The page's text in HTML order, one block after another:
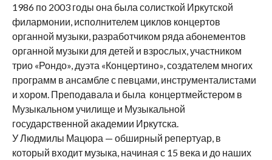
1986 по 2003 годы она была солисткой Иркутской
филармонии, исполнителем циклов концертов
органной музыки, разработчиком ряда абонементов
органной музыки для детей и взрослых, участником
трио «Рондо», дуэта «Концертино», создателем многих
программ в ансамбле с певцами, инструменталистами
и хором. Преподавала и была концертмейстером в
Музыкальном училище и Музыкальной
государственной академии Иркутска.
У Людмилы Мацюра — обширный репертуар, в
который входит музыка, начиная с 15 века и до наших